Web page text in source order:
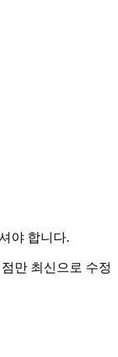
야 합니다.
만 최신으로 수정